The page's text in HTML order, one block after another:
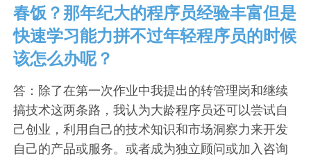
春饭？那年纪大的程序员经验丰富但是
快速学习能力拼不过年轻程序员的时候
该怎么办呢？
答：除了在第一次作业中我提出的转管理岗和继续
搞技术这两条路，我认为大龄程序员还可以尝试自
己创业，利用自己的技术知识和市场洞察力来开发
自己的产品或服务。或者成为独立顾问或加入咨询